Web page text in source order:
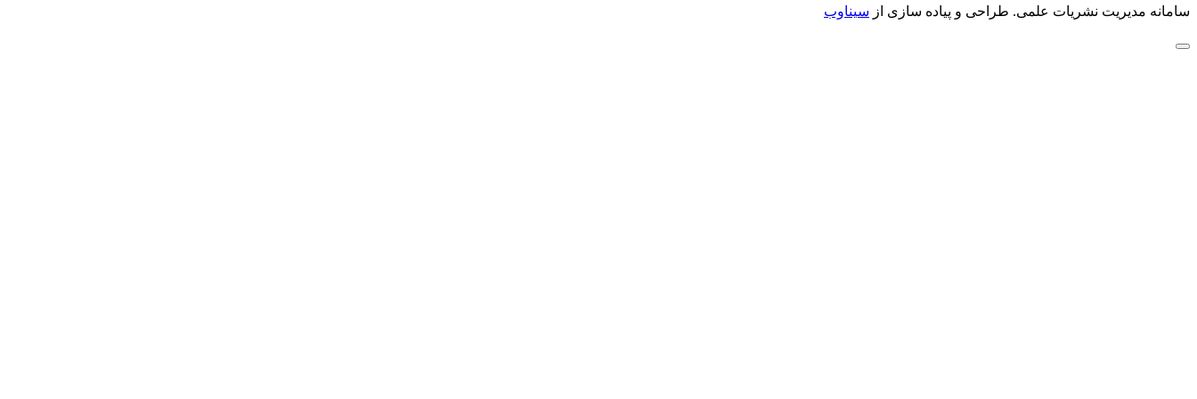
سامانه مدیریت نشریات علمی. طراحی و پیاده سازی از سیناوب